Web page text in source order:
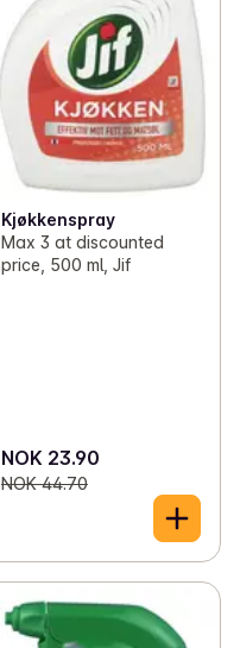
Kjøkkenspray
Max 3 at discounted
price, 500 ml, Jif
NOK 23.90
NOK 44.70